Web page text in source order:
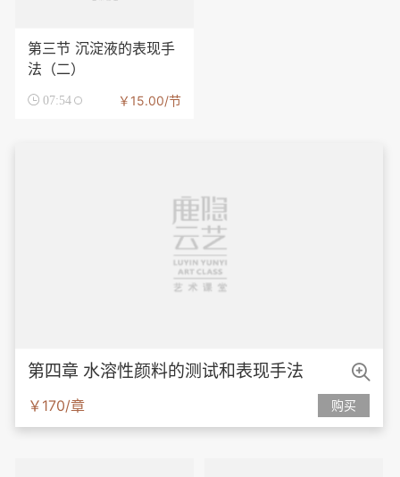
第三节 沉淀液的表现手
法（二）
 07:54 ￥15.00/节
第四章 水溶性颜料的测试和表现手法
￥170/章 购买
